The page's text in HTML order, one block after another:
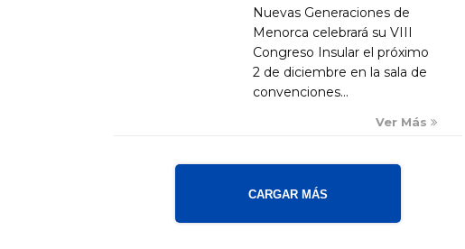
Nuevas Generaciones de
Menorca celebrará su VIII
Congreso Insular el próximo
2 de diciembre en la sala de
convenciones...
Ver Más
CARGAR MÁS